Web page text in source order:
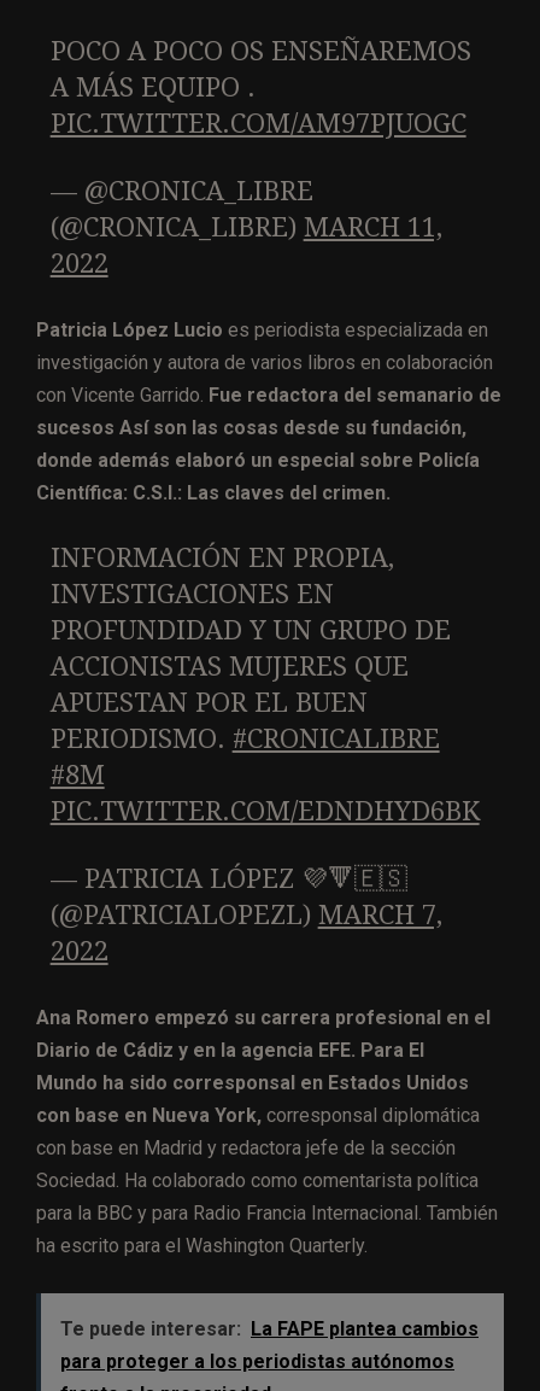
POCO A POCO OS ENSEÑAREMOS
A MÁS EQUIPO .
PIC.TWITTER.COM/AM97PJUOGC
— @CRONICA_LIBRE
(@CRONICA_LIBRE) MARCH 11,
2022
Patricia López Lucio es periodista especializada en
investigación y autora de varios libros en colaboración
con Vicente Garrido. Fue redactora del semanario de
sucesos Así son las cosas desde su fundación,
donde además elaboró un especial sobre Policía
Científica: C.S.I.: Las claves del crimen.
INFORMACIÓN EN PROPIA,
INVESTIGACIONES EN
PROFUNDIDAD Y UN GRUPO DE
ACCIONISTAS MUJERES QUE
APUESTAN POR EL BUEN
PERIODISMO. #CRONICALIBRE
#8M
PIC.TWITTER.COM/EDNDHYD6BK
— PATRICIA LÓPEZ 💜🔻🇪🇸
(@PATRICIALOPEZL) MARCH 7,
2022
Ana Romero empezó su carrera profesional en el
Diario de Cádiz y en la agencia EFE. Para El
Mundo ha sido corresponsal en Estados Unidos
con base en Nueva York, corresponsal diplomática
con base en Madrid y redactora jefe de la sección
Sociedad. Ha colaborado como comentarista política
para la BBC y para Radio Francia Internacional. También
ha escrito para el Washington Quarterly.​
Te puede interesar: La FAPE plantea cambios
para proteger a los periodistas autónomos